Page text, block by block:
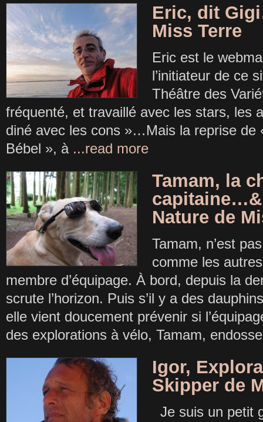
Eric, dit
Miss Terre
Eric est le
l’initiateur de ce
Théâtre des
fréquenté, et travaillé avec les stars, les
diné avec les cons »…Mais la reprise de
Bébel », à ...read more
Tamam, la
Nature de
Tamam, n’est
comme les
membre d’équipage. À bord, depuis la
scrute l’horizon. Puis s’il y a des
elle vient doucement prévenir si
des explorations à vélo, Tamam,
Igor,
Skipper de
Je suis un petit